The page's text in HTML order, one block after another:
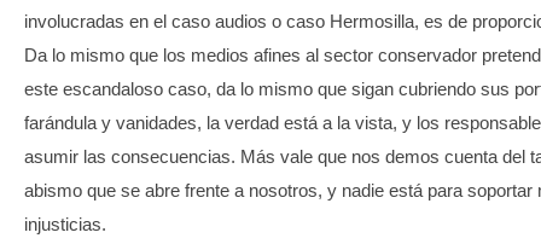
involucradas en el caso audios o caso Hermosilla, es de
Da lo mismo que los medios afines al sector conservador
este escandaloso caso, da lo mismo que sigan cubriendo sus
farándula y vanidades, la verdad está a la vista, y los
asumir las consecuencias. Más vale que nos demos cuenta del
abismo que se abre frente a nosotros, y nadie está para soportar
injusticias.